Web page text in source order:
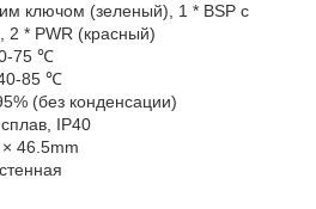
ключом (зеленый), 1 * BSP с
* PWR (красный)
75 ℃
85 ℃
(без конденсации)
IP40
46.5mm